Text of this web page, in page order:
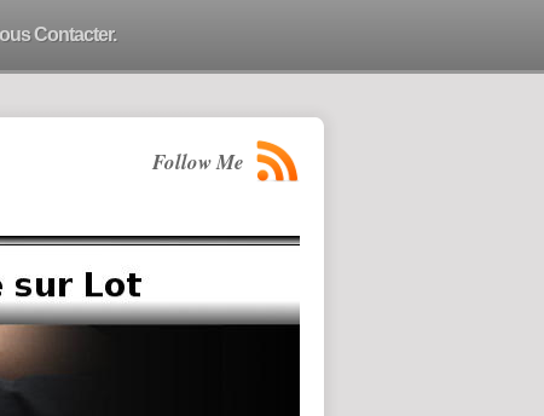
Contacter.
Follow Me